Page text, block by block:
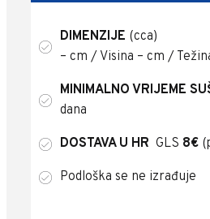
DIMENZIJE
– cm / Visina – cm /
MINIMALNO VRIJEME
dana
DOSTAVA U HR GLS 8€
Podloška se ne izrađuje